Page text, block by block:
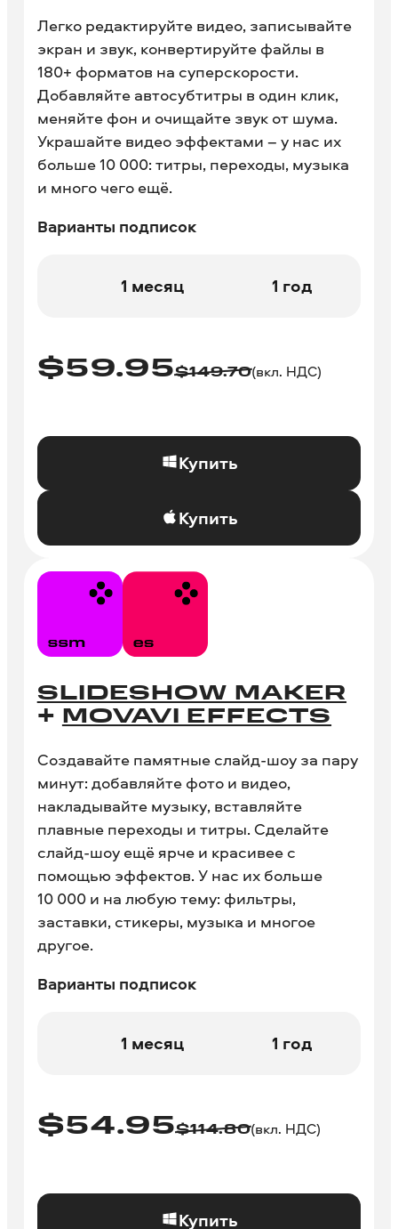
Легко редактируйте видео, записывайте
экран и звук, конвертируйте файлы в
180+ форматов на суперскорости.
Добавляйте автосубтитры в один клик,
меняйте фон и очищайте звук от шума.
Украшайте видео эффектами – у нас их
больше 10 000: титры, переходы, музыка
и много чего ещё.
Варианты подписок
1 месяц 1 год
$59.95$149.70(вкл. НДС)
Купить
Купить
SLIDESHOW MAKER
+
MOVAVI EFFECTS
Создавайте памятные слайд-шоу за пару
минут: добавляйте фото и видео,
накладывайте музыку, вставляйте
плавные переходы и титры. Сделайте
слайд-шоу ещё ярче и красивее с
помощью эффектов. У нас их больше
10 000 и на любую тему: фильтры,
заставки, стикеры, музыка и многое
другое.
Варианты подписок
1 месяц 1 год
$54.95$114.80(вкл. НДС)
Купить